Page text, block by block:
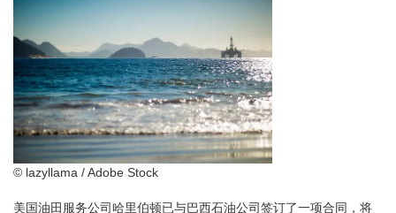
© lazyllama / Adobe Stock
美国油田服务公司哈里伯顿已与巴西石油公司签订了一项合同，将